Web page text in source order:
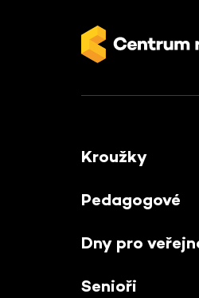
Kroužky
Pedagogové
Dny pro
Senioři